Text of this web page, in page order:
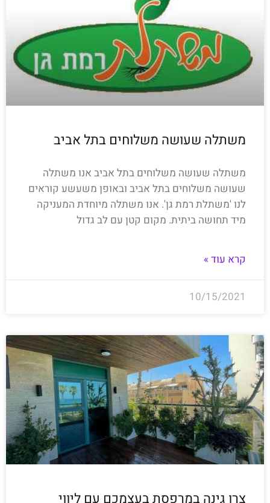
משתלה שעושה משלוחים בתל אביב
משתלה שעושה משלוחים בתל אביב אנו משתלה
שעושה משלוחים בתל אביב ובאופן משעשע קוראים
לנו 'משתלת רמת גן'. אנו משתלה מיוחדת המעניקה
מיד תחושה ביתית. מקום קטן עם לב גדול
קרא עוד »
10/15/2021
צרו גינה במרפסת בעצמכם עם ליווי